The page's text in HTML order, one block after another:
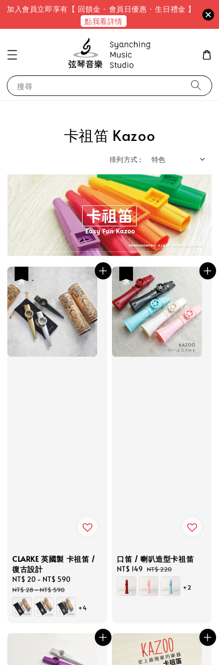
加入會員立即享有【 回饋金 · 會員日優惠 · 生日禮金 】
點我看詳情
搜尋
卡祖笛 Kazoo
排列方式 :
CLARKE 英國製 卡祖笛 /
復古設計
Sale
price
NT$ 20 - NT$ 590
NT$ 28-NT$ 590
+4
口笛 / 喇叭造型卡祖笛
Sale
price
NT$ 149 Regular
price
NT$ 220
+2